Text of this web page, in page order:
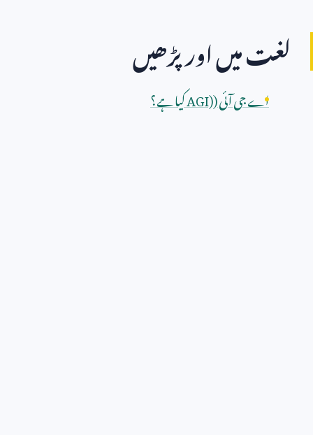
لغت میں اور پڑھیں
اے جی آئی (AGI)کیا ہے؟